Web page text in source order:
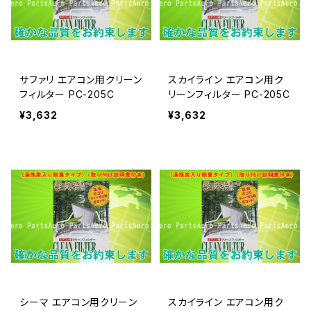
サファリ エアコン用クリーン
フィルター PC-205C
¥3,632
スカイライン エアコン用ク
リーンフィルター PC-205C
¥3,632
シーマ エアコン用クリーン
スカイライン エアコン用ク